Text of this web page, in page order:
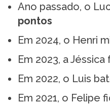
Ano passado, o
pontos
Em 2024, o Henri
Em 2023, a Jéssica
Em 2022, o Luis
Em 2021, o Felipe